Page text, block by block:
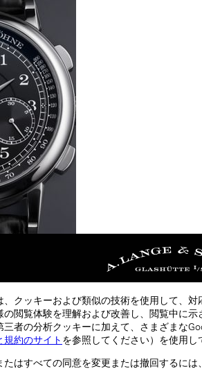
、クッキーおよび類似の技術を使用して、
の閲覧体験を理解および改善し、閲覧中に
者の分析クッキーに加えて、さまざまな
規約のサイト を参照してください）を使用し
たはすべての同意を変更または撤回するに